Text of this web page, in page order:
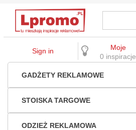
Sign in
Moje
0 inspiracje
GADŻETY REKLAMOWE
STOISKA TARGOWE
ODZIEŻ REKLAMOWA